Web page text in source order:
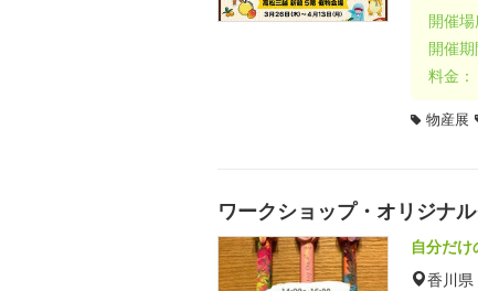
開催場
開催期
料金：
物産展
ワークショップ・オリジナ
自分だけ
香川県